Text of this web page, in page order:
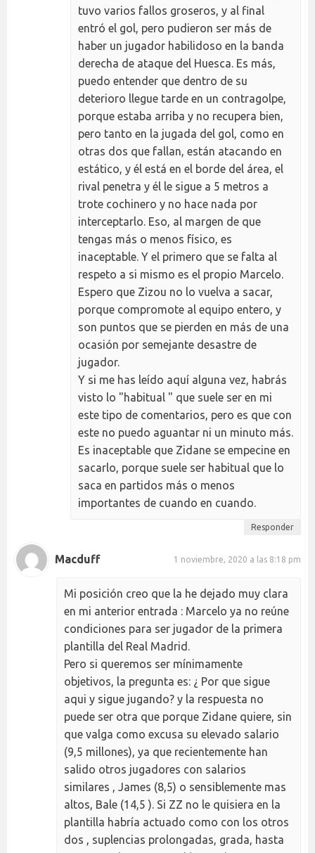
tuvo varios fallos groseros, y al final
entró el gol, pero pudieron ser más de
haber un jugador habilidoso en la banda
derecha de ataque del Huesca. Es más,
puedo entender que dentro de su
deterioro llegue tarde en un contragolpe,
porque estaba arriba y no recupera bien,
pero tanto en la jugada del gol, como en
otras dos que fallan, están atacando en
estático, y él está en el borde del área, el
rival penetra y él le sigue a 5 metros a
trote cochinero y no hace nada por
interceptarlo. Eso, al margen de que
tengas más o menos físico, es
inaceptable. Y el primero que se falta al
respeto a si mismo es el propio Marcelo.
Espero que Zizou no lo vuelva a sacar,
porque compromote al equipo entero, y
son puntos que se pierden en más de una
ocasión por semejante desastre de
jugador.
Y si me has leído aquí alguna vez, habrás
visto lo "habitual " que suele ser en mi
este tipo de comentarios, pero es que con
este no puedo aguantar ni un minuto más.
Es inaceptable que Zidane se empecine en
sacarlo, porque suele ser habitual que lo
saca en partidos más o menos
importantes de cuando en cuando.
Responder
Macduff 1 noviembre, 2020 a las 8:18 pm
Mi posición creo que la he dejado muy clara
en mi anterior entrada : Marcelo ya no reúne
condiciones para ser jugador de la primera
plantilla del Real Madrid.
Pero si queremos ser mínimamente
objetivos, la pregunta es: ¿ Por que sigue
aqui y sigue jugando? y la respuesta no
puede ser otra que porque Zidane quiere, sin
que valga como excusa su elevado salario
(9,5 millones), ya que recientemente han
salido otros jugadores con salarios
similares , James (8,5) o sensiblemente mas
altos, Bale (14,5 ). Si ZZ no le quisiera en la
plantilla habría actuado como con los otros
dos , suplencias prolongadas, grada, hasta